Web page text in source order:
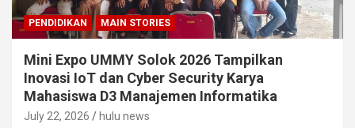
PENDIDIKAN MAIN STORIES
Mini Expo UMMY Solok 2026 Tampilkan
Inovasi IoT dan Cyber Security Karya
Mahasiswa D3 Manajemen Informatika
July 22, 2026 hulu news